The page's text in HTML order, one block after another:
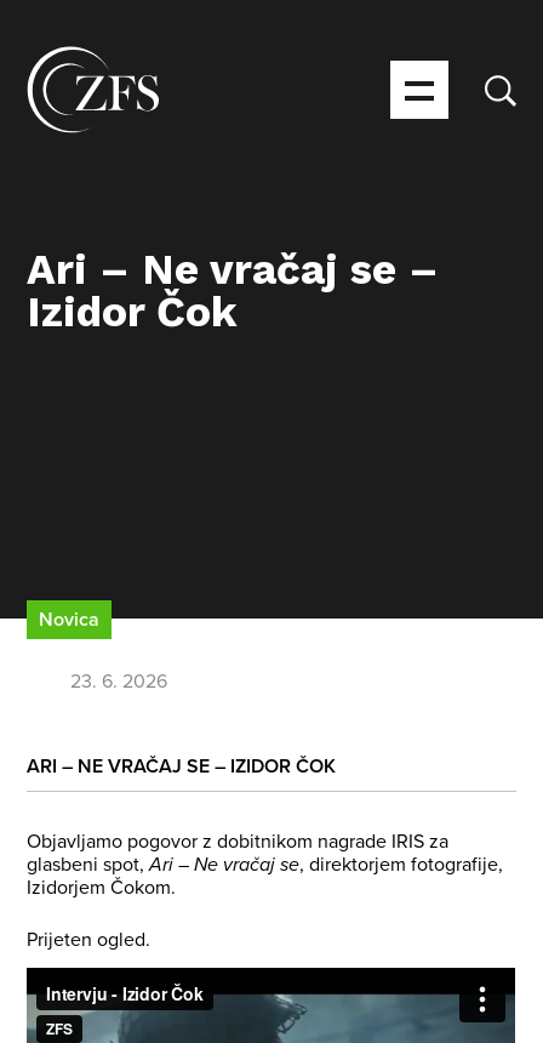
Ari – Ne vračaj se –
Izidor Čok
Novica
23. 6. 2026
ARI – NE VRAČAJ SE – IZIDOR ČOK
Objavljamo pogovor z dobitnikom nagrade IRIS za
glasbeni spot,Ari – Ne vračaj se, direktorjem fotografije,
Izidorjem Čokom.
Prijeten ogled.